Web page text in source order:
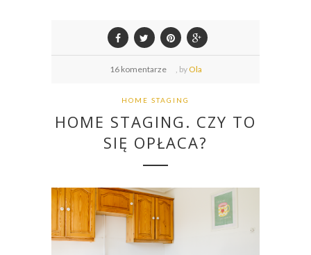
16 komentarze by Ola
HOME STAGING
HOME STAGING. CZY TO
SIĘ OPŁACA?